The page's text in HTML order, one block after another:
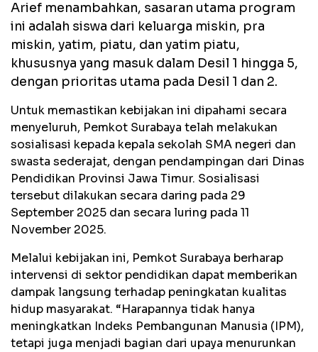
Arief menambahkan, sasaran utama program
ini adalah siswa dari keluarga miskin, pra
miskin, yatim, piatu, dan yatim piatu,
khususnya yang masuk dalam Desil 1 hingga 5,
dengan prioritas utama pada Desil 1 dan 2.
Untuk memastikan kebijakan ini dipahami secara
menyeluruh, Pemkot Surabaya telah melakukan
sosialisasi kepada kepala sekolah SMA negeri dan
swasta sederajat, dengan pendampingan dari Dinas
Pendidikan Provinsi Jawa Timur. Sosialisasi
tersebut dilakukan secara daring pada 29
September 2025 dan secara luring pada 11
November 2025.
Melalui kebijakan ini, Pemkot Surabaya berharap
intervensi di sektor pendidikan dapat memberikan
dampak langsung terhadap peningkatan kualitas
hidup masyarakat. “Harapannya tidak hanya
meningkatkan Indeks Pembangunan Manusia (IPM),
tetapi juga menjadi bagian dari upaya menurunkan